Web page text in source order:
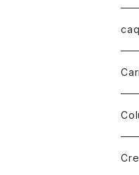
オー
ショ
レデ
オ
カー
靴
トッ
ハー
ニ
ア